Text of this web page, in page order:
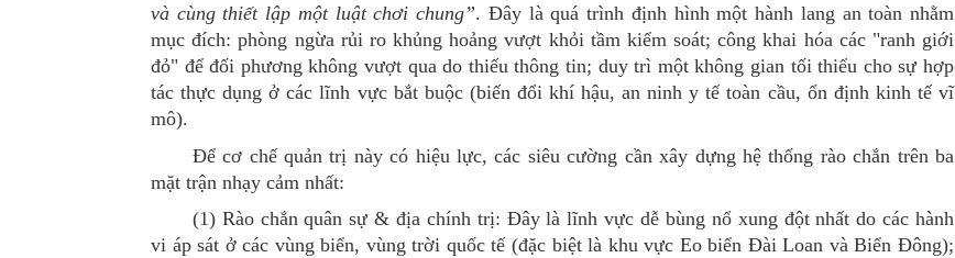
và cùng thiết lập một luật chơi chung”. Đây là quá trình định hình một hành lang an toàn nhằm
mục đích: phòng ngừa rủi ro khủng hoảng vượt khỏi tầm kiểm soát; công khai hóa các "ranh giới
đỏ" để đối phương không vượt qua do thiếu thông tin; duy trì một không gian tối thiểu cho sự hợp
tác thực dụng ở các lĩnh vực bắt buộc (biến đổi khí hậu, an ninh y tế toàn cầu, ổn định kinh tế vĩ
mô).
Để cơ chế quản trị này có hiệu lực, các siêu cường cần xây dựng hệ thống rào chắn trên ba
mặt trận nhạy cảm nhất:
(1)Rào chắn quân sự & địa chính trị: Đây là lĩnh vực dễ bùng nổ xung đột nhất do các hành
vi áp sát ở các vùng biển, vùng trời quốc tế (đặc biệt là khu vực Eo biển Đài Loan và Biển Đông);